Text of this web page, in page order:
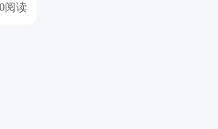
阅读